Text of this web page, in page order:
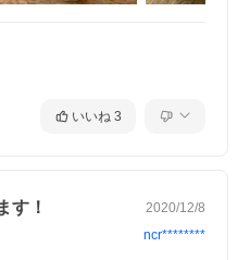
いいね 3
す！ 2020/12/8
ncr********